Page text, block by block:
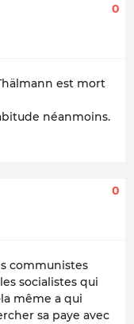
0
est mort
néanmoins.
0
communistes
socialistes qui
même a qui
sa paye avec